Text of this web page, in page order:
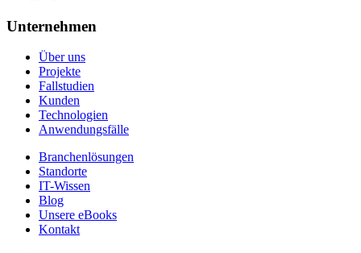
Unternehmen
Über uns
Projekte
Fallstudien
Kunden
Technologien
Anwendungsfälle
Branchenlösungen
Standorte
IT-Wissen
Blog
Unsere eBooks
Kontakt